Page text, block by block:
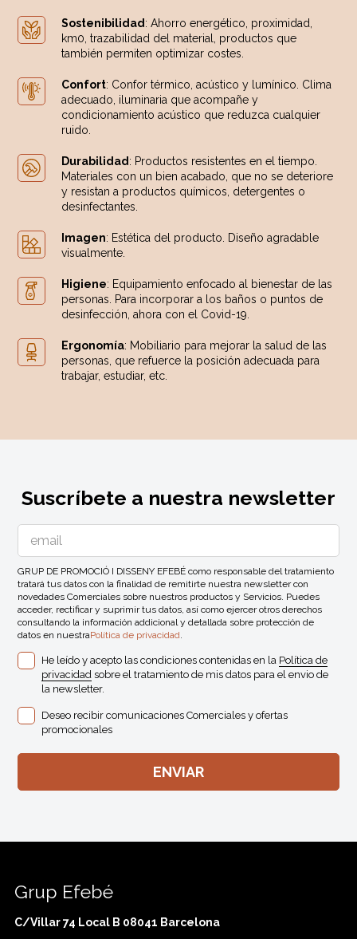
Sostenibilidad : Ahorro energético, proximidad,
km0, trazabilidad del material, productos que
también permiten optimizar costes.
Confort: Confor térmico, acústico y lumínico. Clima
adecuado, iluminaria que acompañe y
condicionamiento acústico que reduzca cualquier
ruido.
Durabilidad : Productos resistentes en el tiempo.
Materiales con un bien acabado, que no se deteriore
y resistan a productos químicos, detergentes o
desinfectantes.
Imagen: Estética del producto. Diseño agradable
visualmente.
Higiene: Equipamiento enfocado al bienestar de las
personas. Para incorporar a los baños o puntos de
desinfección, ahora con el Covid-19.
Ergonomía: Mobiliario para mejorar la salud de las
personas, que refuerce la posición adecuada para
trabajar, estudiar, etc.
Suscríbete a nuestra newsletter
GRUP DE PROMOCIÓ I DISSENY EFEBÉ como responsable del tratamiento
tratará tus datos con la finalidad de remitirte nuestra newsletter con
novedades Comerciales sobre nuestros productos y Servicios. Puedes
acceder, rectificar y suprimir tus datos, así como ejercer otros derechos
consultando la información addicional y detallada sobre protección de
datos en nuestraPolítica de privacidad.
He leído y acepto las condiciones contenidas en la Política de
privacidad sobre el tratamiento de mis datos para el envio de
la newsletter.
Deseo recibir comunicaciones Comerciales y ofertas
promocionales
Grup Efebé
C/Villar 74 Local B 08041 Barcelona